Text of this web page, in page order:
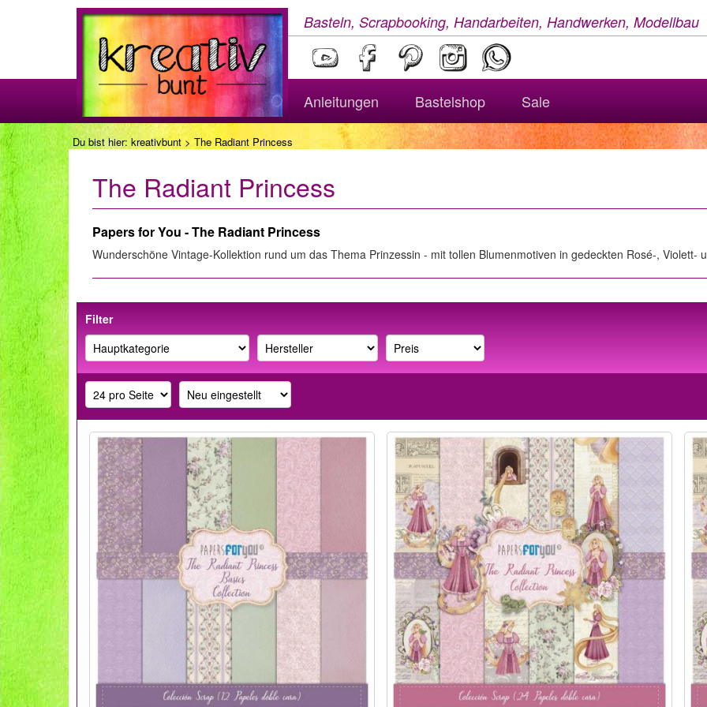
Basteln, Scrapbooking, Handarbeiten, Handwerken, Modellbau
Anleitungen Bastelshop Sale
Du bist hier: kreativbunt > The Radiant Princess
The Radiant Princess
Papers for You - The Radiant Princess
Wunderschöne Vintage-Kollektion rund um das Thema Prinzessin - mit tollen Blumenmotiven in gedeckten Rosé-, Violett-
Filter